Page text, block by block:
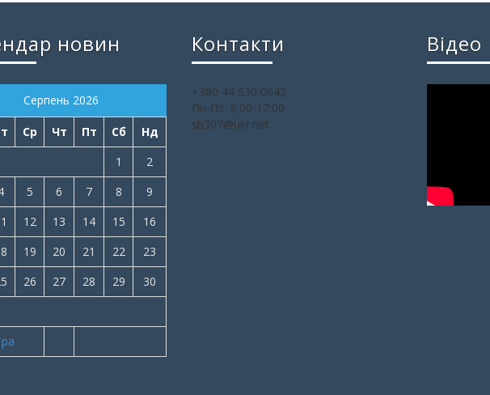
новин
Серпень 2026
Ср Чт Пт Сб Нд
1
2
5 6 7 8
9
12 13 14 15
16
19 20 21 22
23
26 27 28 29
30
Контакти
+380 44 530 0642
Пн-Пт: 8:00-17:00
sh307@ukr.net
Відео